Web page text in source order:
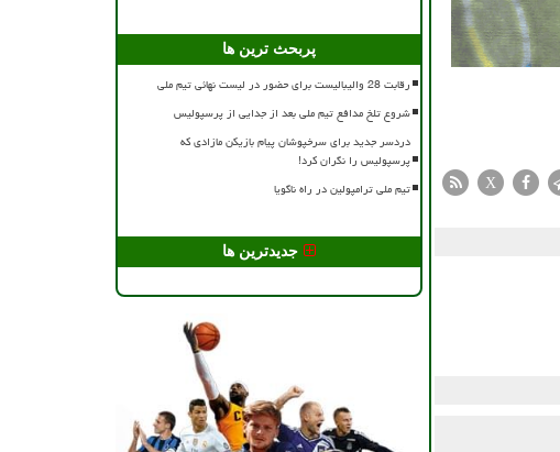
X
پربحث ترین ها
رقابت 28 والیبالیست برای حضور در لیست نهائی تیم ملی
شروع تلخ مدافع تیم ملی بعد از جدایی از پرسپولیس
دردسر جدید برای سرخپوشان پیام بازیکن مازادی که
پرسپولیس را نگران کرد!
تیم ملی ترامپولین در راه ناگویا
جدیدترین ها